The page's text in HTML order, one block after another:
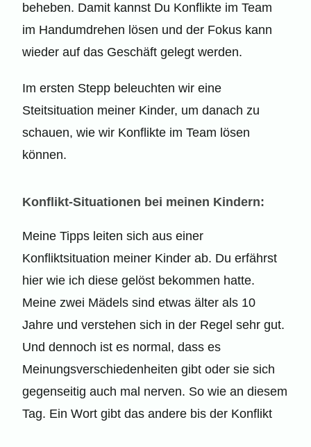
beheben. Damit kannst Du Konflikte im Team
im Handumdrehen lösen und der Fokus kann
wieder auf das Geschäft gelegt werden.
Im ersten Stepp beleuchten wir eine
Steitsituation meiner Kinder, um danach zu
schauen, wie wir Konflikte im Team lösen
können.
Konflikt-Situationen bei meinen Kindern:
Meine Tipps leiten sich aus einer
Konfliktsituation meiner Kinder ab. Du erfährst
hier wie ich diese gelöst bekommen hatte.
Meine zwei Mädels sind etwas älter als 10
Jahre und verstehen sich in der Regel sehr gut.
Und dennoch ist es normal, dass es
Meinungsverschiedenheiten gibt oder sie sich
gegenseitig auch mal nerven. So wie an diesem
Tag. Ein Wort gibt das andere bis der Konflikt